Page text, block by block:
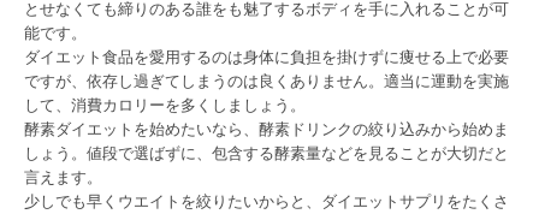
とせなくても締りのある誰をも魅了するボディを手に入れることが可
能です。
ダイエット食品を愛用するのは身体に負担を掛けずに痩せる上で必要
ですが、依存し過ぎてしまうのは良くありません。適当に運動を実施
して、消費カロリーを多くしましょう。
酵素ダイエットを始めたいなら、酵素ドリンクの絞り込みから始めま
しょう。値段で選ばずに、包含する酵素量などを見ることが大切だと
言えます。
少しでも早くウエイトを絞りたいからと、ダイエットサプリをたくさ